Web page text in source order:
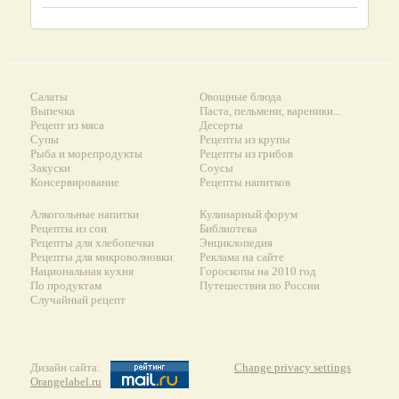
Салаты
Выпечка
Рецепт из мяса
Супы
Рыба и морепродукты
Закуски
Консервирование
Овощные блюда
Паста, пельмени, вареники...
Десерты
Рецепты из крупы
Рецепты из грибов
Соусы
Рецепты напитков
Алкогольные напитки
Рецепты из сои
Рецепты для хлебопечки
Рецепты для микроволновки
Национальная кухня
По продуктам
Случайный рецепт
Кулинарный форум
Библиотека
Энциклопедия
Реклама на сайте
Гороскопы на 2010 год
Путешествия по России
Дизайн сайта:
Orangelabel.ru
Change privacy settings